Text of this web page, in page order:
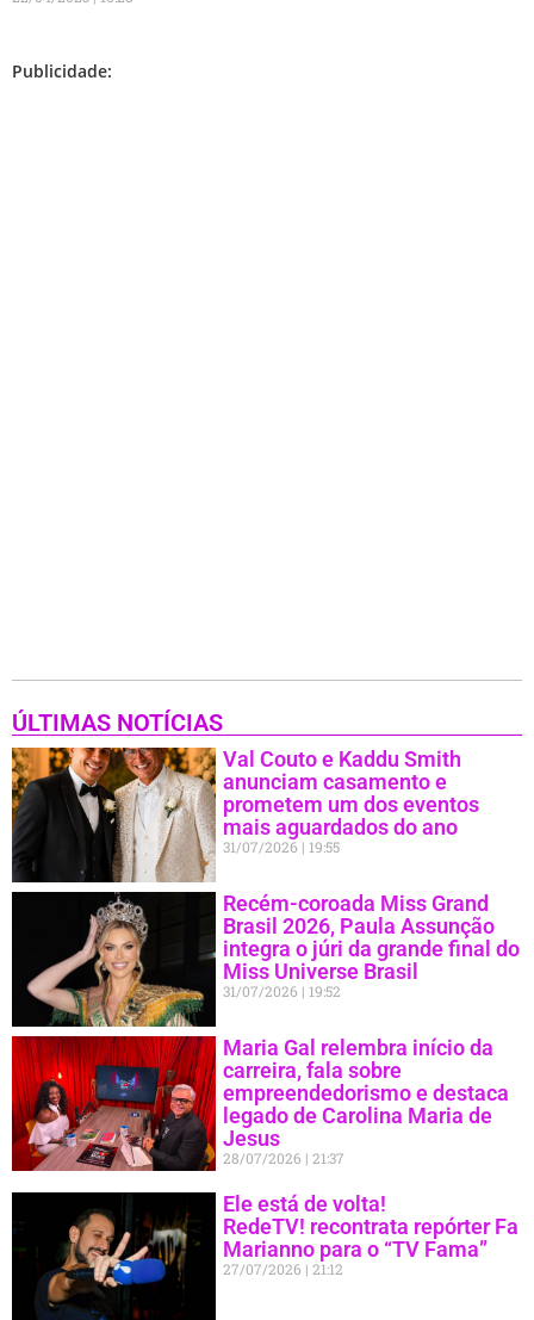
Publicidade:
ÚLTIMAS NOTÍCIAS
Val Couto e Kaddu Smith
anunciam casamento e
prometem um dos eventos
mais aguardados do ano
31/07/2026 19:55
Recém-coroada Miss Grand
Brasil 2026, Paula Assunção
integra o júri da grande final do
Miss Universe Brasil
31/07/2026 19:52
Maria Gal relembra início da
carreira, fala sobre
empreendedorismo e destaca
legado de Carolina Maria de
Jesus
28/07/2026 21:37
Ele está de volta!
RedeTV! recontrata repórter Fa
Marianno para o “TV Fama”
27/07/2026 21:12